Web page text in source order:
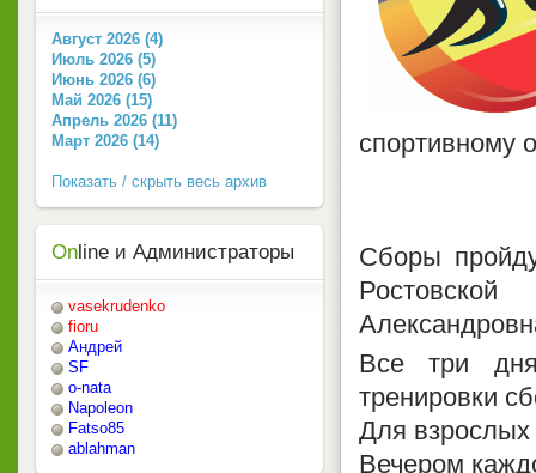
спортивному
Сборы
Все три
тренировки
Для
Вечером
Август 2026 (4)
Июль 2026 (5)
Июнь 2026 (6)
Май 2026 (15)
Апрель 2026 (11)
Март 2026 (14)
Показать / скрыть весь архив
On line и Администраторы
vasekrudenko
fioru
Андрей
SF
o-nata
Napoleon
Fatso85
ablahman